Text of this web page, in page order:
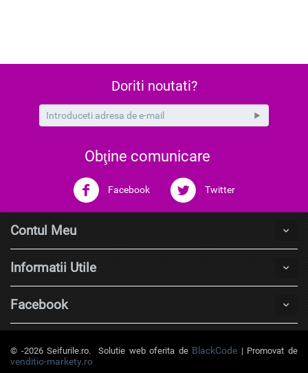
Doriti noutati?
Obţine comunicare
Facebook Twitter
Contul Meu
Informatii Utile
Facebook
© -2026 Seifurile.ro. Solutie web oferita de BlackCode | Promovat de
venditio-markety.ro